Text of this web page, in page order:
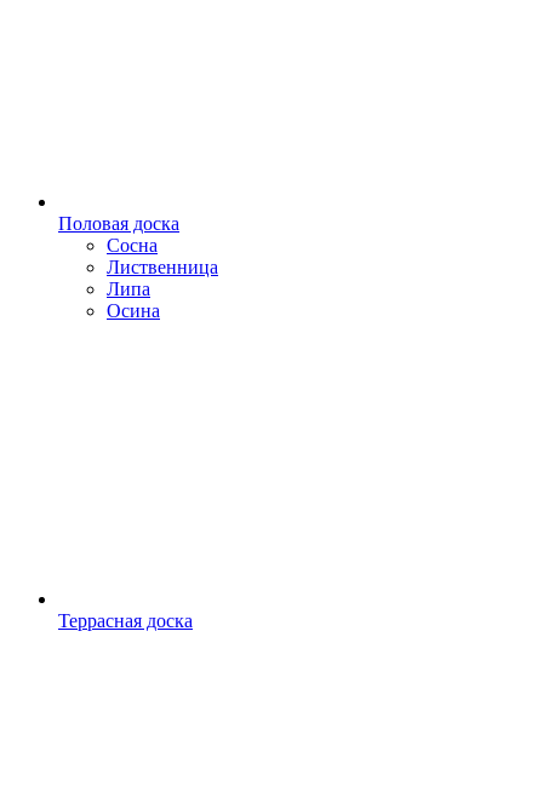
Половая доска
Сосна
Лиственница
Липа
Осина
Террасная доска